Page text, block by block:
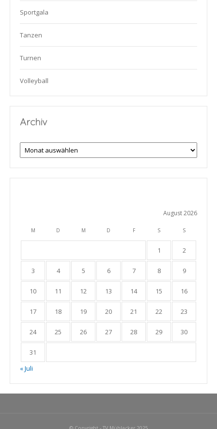
Sportgala
Tanzen
Turnen
Volleyball
Archiv
Archiv
August 2026
M D M D F S S
1 2
3 4 5 6 7 8 9
10 11 12 13 14 15 16
17 18 19 20 21 22 23
24 25 26 27 28 29 30
31
« Juli